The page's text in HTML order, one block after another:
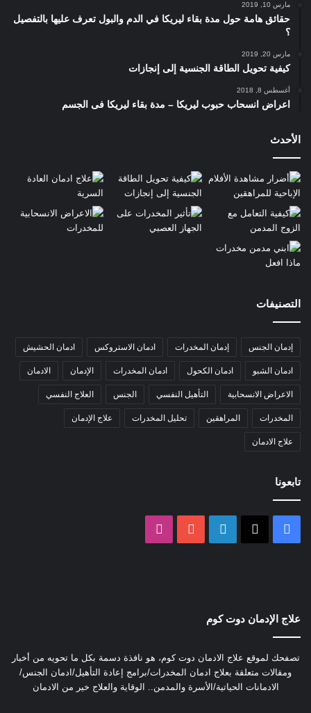
مارس 10, 2019
حقائق هامة حول مدة بقاء ليريكا في الدم والبول تعرف عليها بالتفصيل
؟
مارس 20, 2019
كيفية تحويل الطاقة الجنسية إلى إنجازات
أغسطس 8, 2018
اعراض انسحاب حبوب ليريكا – مدة بقاء ليريكا فى الجسم
الأحدث
التصنيفات
إدمان الجنس إدمان المخدرات ادمان الاستروكس ادمان الحشيش
ادمان الشبو ادمان الكحول ادمان المخدرات الإدمان الادمان
الاعراض الانسحابية التأهيل النفسي الجنس العلاج النفسي
المخدرات المراهقين تحليل المخدرات علاج الإدمان
علاج الادمان
تابعونا
فيسبوك لينكدإن ‫YouTube
علاج الإدمان دوت كوم
تصفحك لموقع علاج الادمان دوت كوم، هو نافذة دسمة بكل ما تحويه من أخبار
ومقالات متعلقة بعلاج ادمان المخدرات/برامج إعادة التأهيل/ادمان الجنس/
الادمانات الحياتية/الأسرة والمدمن.. الوقاية والعلاج خير من الادمان